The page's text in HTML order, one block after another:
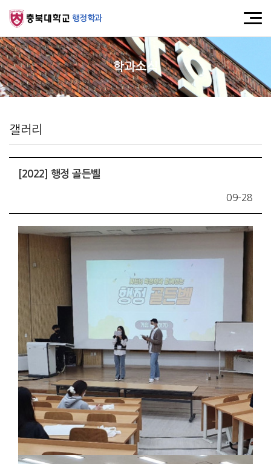
행정학과
학과소식
갤러리
[2022] 행정 골든벨
09-28